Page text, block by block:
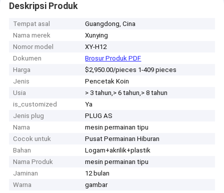
Deskripsi Produk
Tempat asal
Guangdong, Cina
Nama merek
Xunying
Nomor model
XY-H12
Dokumen
Brosur Produk PDF
Harga
$2,950.00/pieces 1-409 pieces
Jenis
Pencetak Koin
Usia
> 3 tahun,> 6 tahun,> 8 tahun
is_customized
Ya
Jenis plug
PLUG AS
Nama
mesin permainan tipu
Cocok untuk
Pusat Permainan Hiburan
Bahan
Logam+akrilik+plastik
Nama Produk
mesin permainan tipu
Jaminan
12 bulan
Warna
gambar